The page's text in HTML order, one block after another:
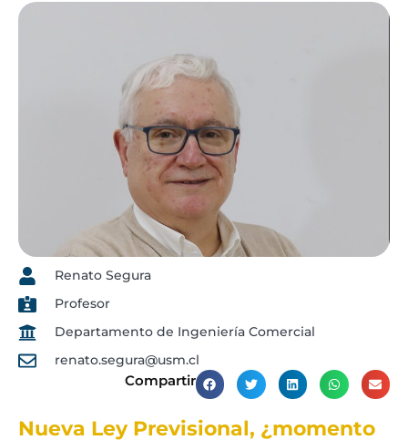
Renato Segura
Profesor
Departamento de Ingeniería Comercial
renato.segura@usm.cl
Compartir
Nueva Ley Previsional, ¿momento